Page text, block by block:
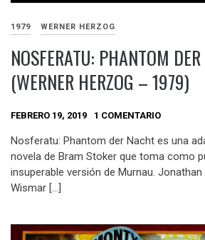
1979 WERNER HERZOG
NOSFERATU: PHANTOM
(WERNER HERZOG – 1979)
FEBRERO 19, 2019 1 COMENTARIO
Nosferatu: Phantom der Nacht es una
novela de Bram Stoker que toma como
insuperable versión de Murnau. Jonathan
Wismar […]